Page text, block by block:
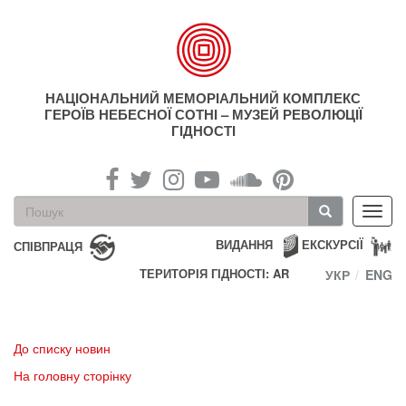
НАЦІОНАЛЬНИЙ МЕМОРІАЛЬНИЙ КОМПЛЕКС
ГЕРОЇВ НЕБЕСНОЇ СОТНІ – МУЗЕЙ РЕВОЛЮЦІЇ
ГІДНОСТІ
Пошукова
форма
Пошук
СПІВПРАЦЯ ЕКСКУРСІЇ
ВИДАННЯ
ТЕРИТОРІЯ ГІДНОСТІ: AR
УКР ENG
До списку новин
На головну сторінку